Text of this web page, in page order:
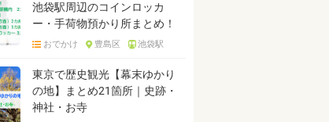
池袋駅周辺のコインロッカ
ー・手荷物預かり所まとめ！
おでかけ 豊島区 池袋駅
東京で歴史観光【幕末ゆかり
の地】まとめ21箇所｜史跡・
神社・お寺